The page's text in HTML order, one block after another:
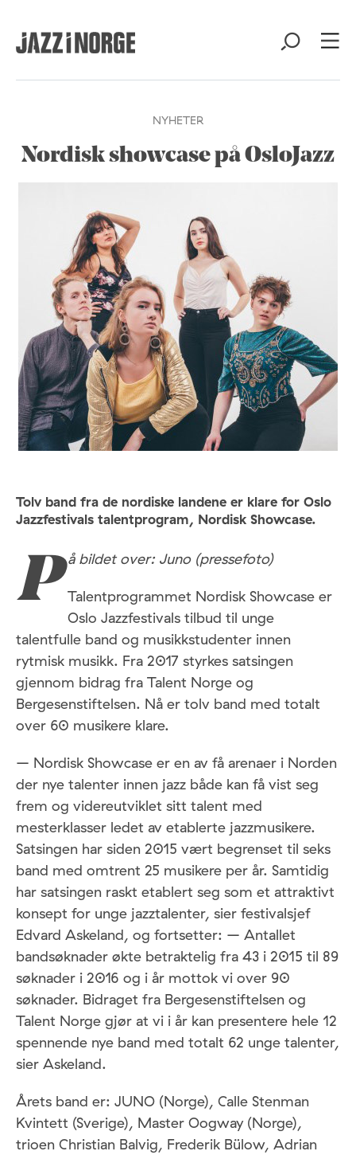
NYHETER
Nordisk showcase på OsloJazz
Tolv band fra de nordiske landene er klare for Oslo
Jazzfestivals talentprogram, Nordisk Showcase.
P å bildet over: Juno (pressefoto)
Talentprogrammet Nordisk Showcase er
Oslo Jazzfestivals tilbud til unge
talentfulle band og musikkstudenter innen
rytmisk musikk. Fra 2017 styrkes satsingen
gjennom bidrag fra Talent Norge og
Bergesenstiftelsen. Nå er tolv band med totalt
over 60 musikere klare.
– Nordisk Showcase er en av få arenaer i Norden
der nye talenter innen jazz både kan få vist seg
frem og videreutviklet sitt talent med
mesterklasser ledet av etablerte jazzmusikere.
Satsingen har siden 2015 vært begrenset til seks
band med omtrent 25 musikere per år. Samtidig
har satsingen raskt etablert seg som et attraktivt
konsept for unge jazztalenter, sier festivalsjef
Edvard Askeland, og fortsetter: – Antallet
bandsøknader økte betraktelig fra 43 i 2015 til 89
søknader i 2016 og i år mottok vi over 90
søknader. Bidraget fra Bergesenstiftelsen og
Talent Norge gjør at vi i år kan presentere hele 12
spennende nye band med totalt 62 unge talenter,
sier Askeland.
Årets band er: JUNO (Norge), Calle Stenman
Kvintett (Sverige), Master Oogway (Norge),
trioen Christian Balvig, Frederik Bülow, Adrian